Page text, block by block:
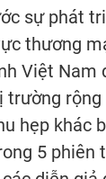
sự phát
thương
Việt Nam
trường rộng
hẹp khác
5 phiên